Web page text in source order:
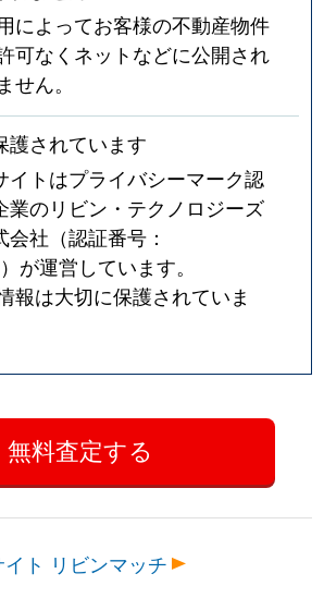
によってお客様の不動産物件
可なくネットなどに公開され
せん。
護されています
イトはプライバシーマーク認
業のリビン・テクノロジーズ
会社（認証番号：
）が運営しています。
報は大切に保護されていま
ト リビンマッチ